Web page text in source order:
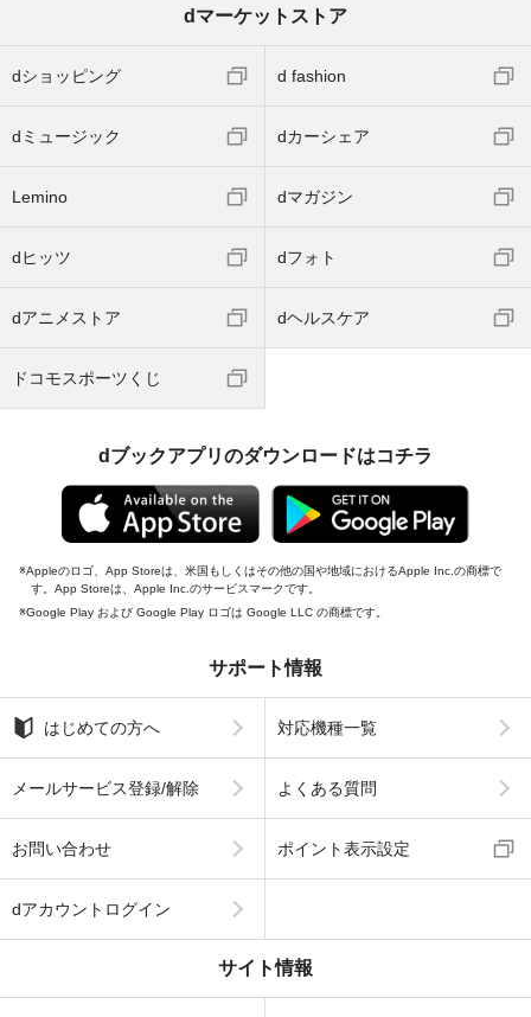
dマーケットストア
dショッピング d fashion
dミュージック dカーシェア
Lemino dマガジン
dヒッツ dフォト
dアニメストア dヘルスケア
ドコモスポーツくじ
dブックアプリのダウンロードはコチラ
Appleのロゴ、App Storeは、米国もしくはその他の国や地域におけるApple Inc.の商標で
す。App Storeは、Apple Inc.のサービスマークです。
Google Play および Google Play ロゴは Google LLC の商標です。
サポート情報
はじめての方へ 対応機種一覧
メールサービス登録/解除 よくある質問
お問い合わせ ポイント表示設定
dアカウントログイン
サイト情報